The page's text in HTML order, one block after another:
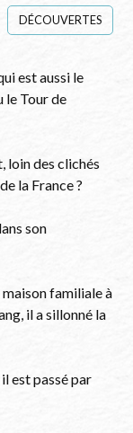
DÉCOUVERTES
est aussi le
le Tour de
loin des clichés
la France ?
son
maison familiale à
il a sillonné la
est passé par